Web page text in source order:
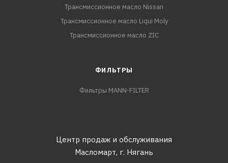
Трансмиссионное масло Nissan
Трансмиссионное масло Liqui Moly
Трансмиссионное масло ZIC
ФИЛЬТРЫ
Фильтры MANN-FILTER
Центр продаж и обслуживания
Масломарт, г. Нягань